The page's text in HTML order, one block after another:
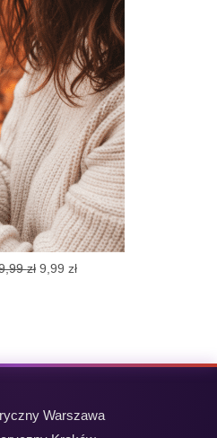
19,99 zł.8,99 zł.
zł Pierwotna
9,99 złAktualna
Warszawa